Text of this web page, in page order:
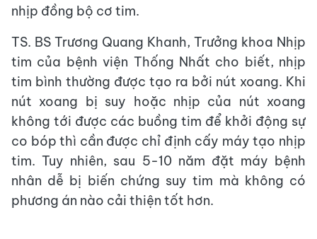
nhịp đồng bộ cơ tim.
TS. BS Trương Quang Khanh, Trưởng khoa Nhịp
tim của bệnh viện Thống Nhất cho biết, nhịp
tim bình thường được tạo ra bởi nút xoang. Khi
nút xoang bị suy hoặc nhịp của nút xoang
không tới được các buồng tim để khởi động sự
co bóp thì cần được chỉ định cấy máy tạo nhịp
tim. Tuy nhiên, sau 5-10 năm đặt máy bệnh
nhân dễ bị biến chứng suy tim mà không có
phương án nào cải thiện tốt hơn.